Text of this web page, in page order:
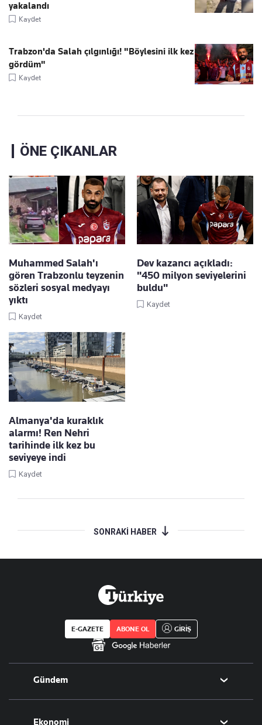
yakalandı
Kaydet
Trabzon'da Salah çılgınlığı! "Böylesini ilk kez
gördüm"
Kaydet
ÖNE ÇIKANLAR
Muhammed Salah'ı
gören Trabzonlu teyzenin
sözleri sosyal medyayı
yıktı
Kaydet
Dev kazancı açıkladı:
"450 milyon seviyelerini
buldu"
Kaydet
Almanya'da kuraklık
alarmı! Ren Nehri
tarihinde ilk kez bu
seviyeye indi
Kaydet
SONRAKİ HABER
E-GAZETE ABONE OL GİRİŞ
Gündem
Politika
Ekonomi